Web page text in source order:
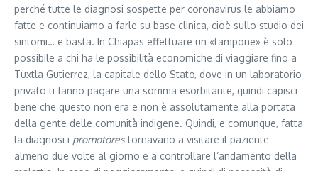
perché tutte le diagnosi sospette per coronavirus le abbiamo
fatte e continuiamo a farle su base clinica, cioè sullo studio dei
sintomi… e basta. In Chiapas effettuare un «tampone» è solo
possibile a chi ha le possibilità economiche di viaggiare fino a
Tuxtla Gutierrez, la capitale dello Stato, dove in un laboratorio
privato ti fanno pagare una somma esorbitante, quindi capisci
bene che questo non era e non è assolutamente alla portata
della gente delle comunità indigene. Quindi, e comunque, fatta
la diagnosi i promotorestornavano a visitare il paziente
almeno due volte al giorno e a controllare l’andamento della